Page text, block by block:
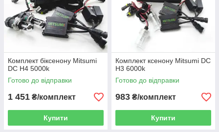
Комплект біксенону Mitsumi
DC H4 5000k
Готово до відправки
1 451 ₴/комплект
Купити
Комплект ксенону Mitsumi DC
H3 6000k
Готово до відправки
983 ₴/комплект
Купити